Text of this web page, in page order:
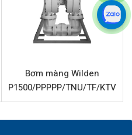
và độ bền cao:Thân bơm
trung tâm Polypropylene
và chất lỏng mài mòn, kéo
Bơm màng Wilden
P1500/PPPPP/TNU/TF/KTV